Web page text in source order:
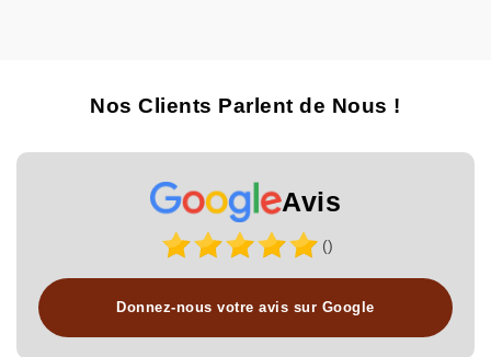
Nos Clients Parlent de Nous !
Avis
()
Donnez-nous votre avis sur Google